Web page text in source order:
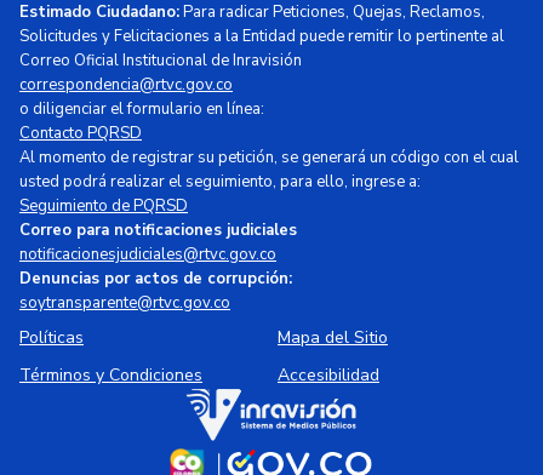
Estimado Ciudadano:Para radicar Peticiones, Quejas, Reclamos,
Solicitudes y Felicitaciones a la Entidad puede remitir lo pertinente al
Correo Oficial Institucional de Inravisión
correspondencia@rtvc.gov.co
o diligenciar el formulario en línea:
Contacto PQRSD
Al momento de registrar su petición, se generará un código con el cual
usted podrá realizar el seguimiento, para ello, ingrese a:
Seguimiento de PQRSD
Correo para notificaciones judiciales
notificacionesjudiciales@rtvc.gov.co
Denuncias por actos de corrupción:
soytransparente@rtvc.gov.co
Políticas
Mapa del Sitio
Términos y Condiciones
Accesibilidad